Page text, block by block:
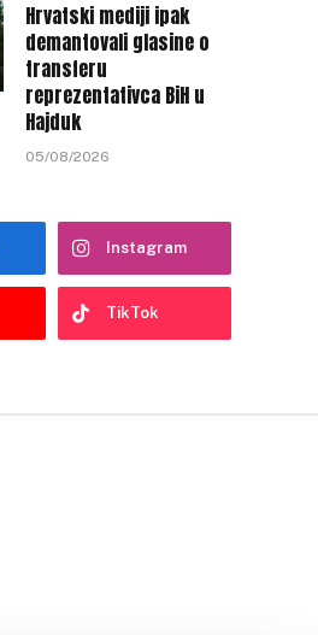
Hrvatski mediji ipak
demantovali glasine o
transferu
reprezentativca BiH u
Hajduk
05/08/2026
Instagram
TikTok